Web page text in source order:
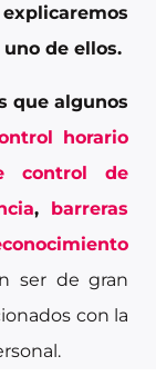
de ellos.
que algunos
horario
control de
, barreras
ser de gran
con la